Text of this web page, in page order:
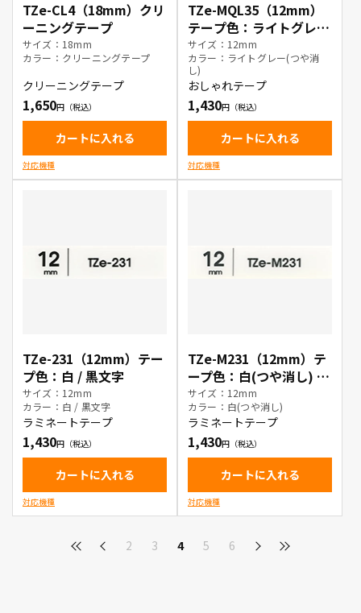
TZe-CL4（18mm）クリ
ーニングテープ
サイズ：18mm
カラー：クリーニングテープ
クリーニングテープ
1,650
カートに入れる
対応機種
TZe-MQL35（12mm）
テープ色：ライトグレー
(つや消し) / 白文字
サイズ：12mm
カラー：ライトグレー(つや消
し)
おしゃれテープ
1,430
カートに入れる
対応機種
TZe-231（12mm）テー
プ色：白 / 黒文字
サイズ：12mm
カラー：白 / 黒文字
ラミネートテープ
1,430
カートに入れる
対応機種
TZe-M231（12mm）テ
ープ色：白(つや消し) /
黒文字
サイズ：12mm
カラー：白(つや消し)
ラミネートテープ
1,430
カートに入れる
対応機種
2 3 4 5 6